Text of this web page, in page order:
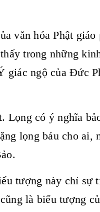
văn hóa Phật
trong những
ngộ của Đức
Lọng có ý nghĩa
lọng báu cho ai,
tượng này chỉ sự
là biểu tượng